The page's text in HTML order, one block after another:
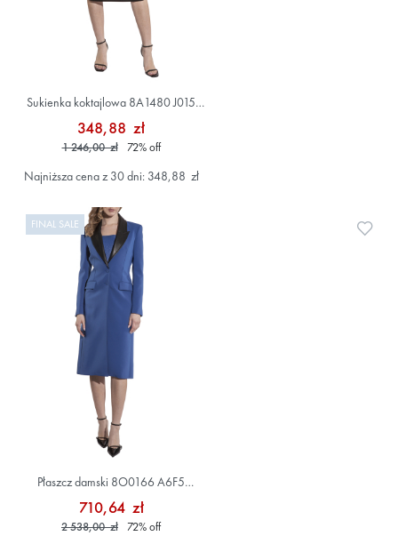
Sukienka koktajlowa 8A1480 J015
Czarny
348,88 zł
1 246,00 zł 72%off
Najniższa cena z 30 dni: 348,88 zł
FINAL SALE
Płaszcz damski 8O0166 A6F5
Niebieski
710,64 zł
2 538,00 zł 72%off